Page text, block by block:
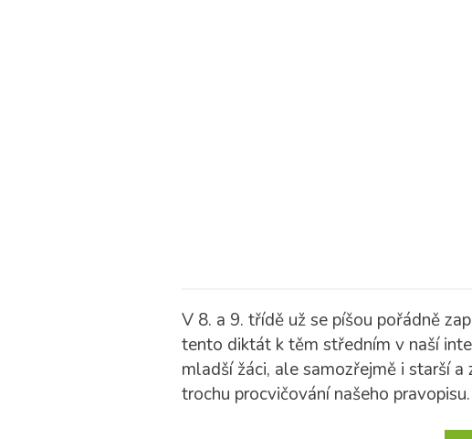
V 8. a 9. třídě už se píšou pořádně
tento diktát k těm středním v naší
mladší žáci, ale samozřejmě i starší
trochu procvičování našeho pravopisu.